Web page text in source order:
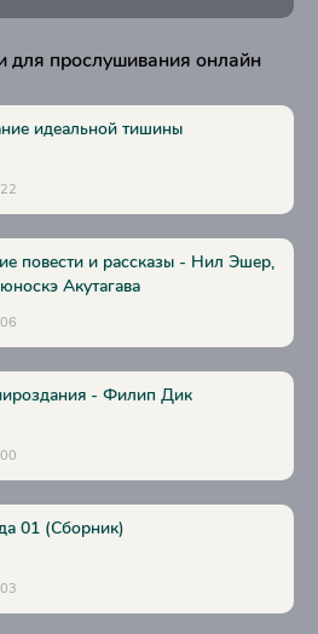
для прослушивания онлайн
идеальной тишины
повести и рассказы - Нил Эшер,
Акутагава
- Филип Дик
01 (Сборник)